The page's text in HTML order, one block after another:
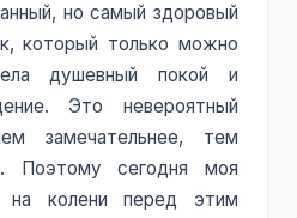
но самый здоровый
который только можно
душевный покой и
Это невероятный
замечательнее, тем
Поэтому сегодня моя
на колени перед этим